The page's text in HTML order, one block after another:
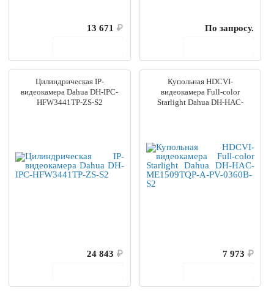
13 671 ₽
По запросу.
Цилиндрическая IP-
видеокамера Dahua DH-IPC-
HFW3441TP-ZS-S2
24 843 ₽
Купольная HDCVI-
видеокамера Full-color
Starlight Dahua DH-HAC-
7 973 ₽